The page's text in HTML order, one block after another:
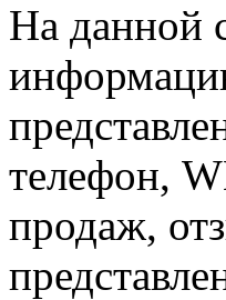
На данной
телефон,
продаж,